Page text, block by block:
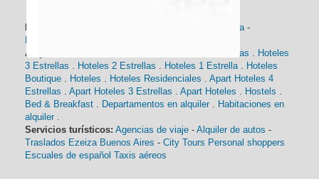
Historia-
Alojamiento:
Hoteles 4 Estrellas . Hoteles
3 Estrellas . Hoteles 2 Estrellas . Hoteles 1 Estrella. Hoteles
Boutique . Hoteles . Hoteles Residenciales . Apart Hoteles 4
Estrellas . Apart Hoteles 3 Estrellas . Apart Hoteles . Hostels .
Bed & Breakfast . Departamentos en alquiler . Habitaciones en
alquiler .
Servicios turísticos: Agencias de viaje - Alquiler de autos -
Traslados Ezeiza Buenos Aires - City Tours Personal shoppers
Escuales de español Taxis aéreos